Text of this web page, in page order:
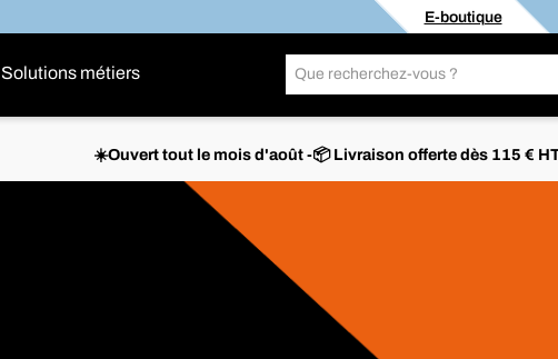
E-boutique
Solutions métiers
☀️Ouvert tout le mois d'août -📦 Livraison offerte dès 115 €